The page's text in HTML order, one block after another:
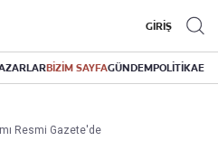
GİRİŞ
BİZİM SAYFAGÜNDEMPOLİTİKA
Resmi Gazete'de